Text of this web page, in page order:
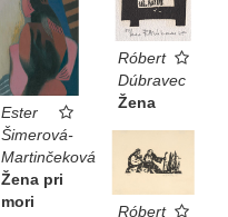
Róbert
Dúbravec
Žena
Ester
Šimerová-
Martinčeková
Žena pri
mori
Róbert